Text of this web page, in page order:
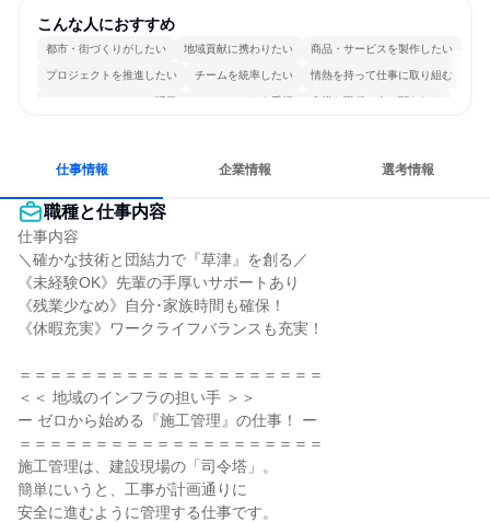
こんな人におすすめ
都市・街づくりがしたい 地域貢献に携わりたい 商品・サービスを製作したい
プロジェクトを推進したい チームを統率したい 情熱を持って仕事に取り組む
コミュニケーションが活発 チームワークを重視 多様な職種の人と関われる
仕事情報 企業情報 選考情報
職種と仕事内容
仕事内容
＼確かな技術と団結力で『草津』を創る／
《未経験OK》先輩の手厚いサポートあり
《残業少なめ》自分･家族時間も確保！
《休暇充実》ワークライフバランスも充実！
＝＝＝＝＝＝＝＝＝＝＝＝＝＝＝＝＝＝＝＝
＜＜ 地域のインフラの担い手 ＞＞
ー ゼロから始める『施工管理』の仕事！ ー
＝＝＝＝＝＝＝＝＝＝＝＝＝＝＝＝＝＝＝＝
施工管理は、建設現場の「司令塔」。
簡単にいうと、工事が計画通りに
安全に進むように管理する仕事です。